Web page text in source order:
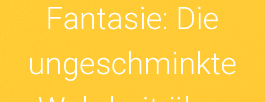
Fantasie: Die
ungeschminkte